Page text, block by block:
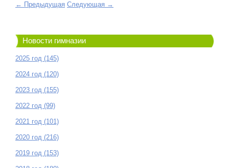
← Предыдущая Следующая →
Новости гимназии
2025 год (145)
2024 год (120)
2023 год (155)
2022 год (99)
2021 год (101)
2020 год (216)
2019 год (153)